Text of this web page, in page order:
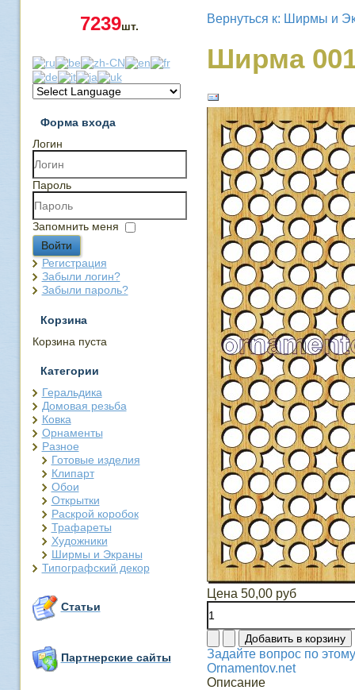
7239шт.
Форма входа
Логин
Пароль
Запомнить меня
Войти
Регистрация
Забыли логин?
Забыли пароль?
Корзина
Корзина пуста
Категории
Геральдика
Домовая резьба
Ковка
Орнаменты
Разное
Готовые изделия
Клипарт
Обои
Открытки
Раскрой коробок
Трафареты
Художники
Ширмы и Экраны
Типографский декор
Статьи
Партнерские сайты
Вернуться к: Ширмы и
Ширма
Цена 50,00 руб
Задайте вопрос по
Ornamentov.net
Описание